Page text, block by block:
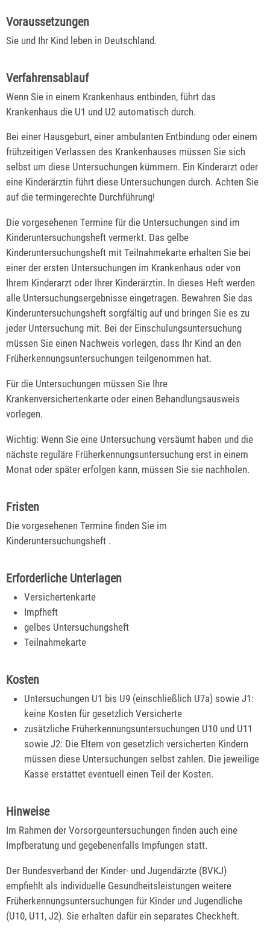
Voraussetzungen
Sie und Ihr Kind leben in Deutschland.
Verfahrensablauf
Wenn Sie in einem Krankenhaus entbinden, führt das
Krankenhaus die U1 und U2 automatisch durch.
Bei einer Hausgeburt, einer ambulanten Entbindung oder einem
frühzeitigen Verlassen des Krankenhauses müssen Sie sich
selbst um diese Untersuchungen kümmern. Ein Kinderarzt oder
eine Kinderärztin führt diese Untersuchungen durch. Achten Sie
auf die termingerechte Durchführung!
Die vorgesehenen Termine für die Untersuchungen sind im
Kinderuntersuchungsheft vermerkt. Das gelbe
Kinderuntersuchungsheft mit Teilnahmekarte erhalten Sie bei
einer der ersten Untersuchungen im Krankenhaus oder von
Ihrem Kinderarzt oder Ihrer Kinderärztin. In dieses Heft werden
alle Untersuchungsergebnisse eingetragen. Bewahren Sie das
Kinderuntersuchungsheft sorgfältig auf und bringen Sie es zu
jeder Untersuchung mit. Bei der Einschulungsuntersuchung
müssen Sie einen Nachweis vorlegen, dass Ihr Kind an den
Früherkennungsuntersuchungen teilgenommen hat.
Für die Untersuchungen müssen Sie Ihre
Krankenversichertenkarte oder einen Behandlungsausweis
vorlegen.
Wichtig: Wenn Sie eine Untersuchung versäumt haben und die
nächste reguläre Früherkennungsuntersuchung erst in einem
Monat oder später erfolgen kann, müssen Sie sie nachholen.
Fristen
Die vorgesehenen Termine finden Sie im
Kinderuntersuchungsheft .
Erforderliche Unterlagen
Versichertenkarte
Impfheft
gelbes Untersuchungsheft
Teilnahmekarte
Kosten
Untersuchungen U1 bis U9 (einschließlich U7a) sowie J1:
keine Kosten für gesetzlich Versicherte
zusätzliche Früherkennungsuntersuchungen U10 und U11
sowie J2: Die Eltern von gesetzlich versicherten Kindern
müssen diese Untersuchungen selbst zahlen. Die jeweilige
Kasse erstattet eventuell einen Teil der Kosten.
Hinweise
Im Rahmen der Vorsorgeuntersuchungen finden auch eine
Impfberatung und gegebenenfalls Impfungen statt.
Der Bundesverband der Kinder- und Jugendärzte (BVKJ)
empfiehlt als individuelle Gesundheitsleistungen weitere
Früherkennungsuntersuchungen für Kinder und Jugendliche
(U10, U11, J2). Sie erhalten dafür ein separates Checkheft.